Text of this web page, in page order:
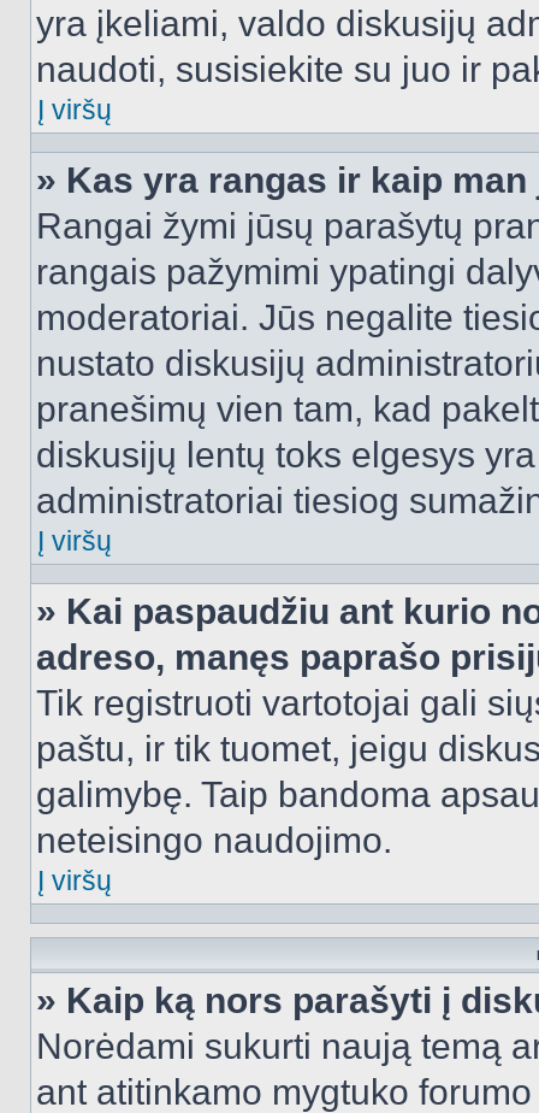
yra įkeliami, valdo diskusijų
naudoti, susisiekite su juo ir
Į viršų
» Kas yra rangas ir kaip
Rangai žymi jūsų parašytų
rangais pažymimi ypatingi
moderatoriai. Jūs negalite
nustato diskusijų
pranešimų vien tam, kad
diskusijų lentų toks elgesys
administratoriai tiesiog
Į viršų
» Kai paspaudžiu ant kurio
adreso, manęs paprašo
Tik registruoti vartotojai gali
paštu, ir tik tuomet, jeigu
galimybę. Taip bandoma
neteisingo naudojimo.
Į viršų
» Kaip ką nors parašyti į
Norėdami sukurti naują temą
ant atitinkamo mygtuko